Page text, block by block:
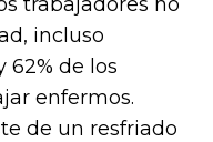
incluso
62% de los
enfermos.
de un resfriado